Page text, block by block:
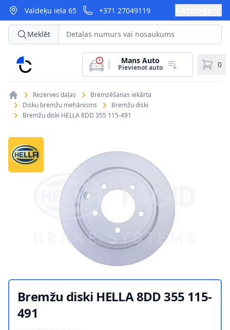
Valdeķu iela 65 +371 27049119
CarParts
Meklēt
Mans Auto
Pievienot auto 0
Rezerves daļas
Bremzēšanas iekārta
Disku bremžu mehānisms
Bremžu diski
Bremžu diski HELLA 8DD 355 115-491
Bremžu diski HELLA 8DD 355 115-
491